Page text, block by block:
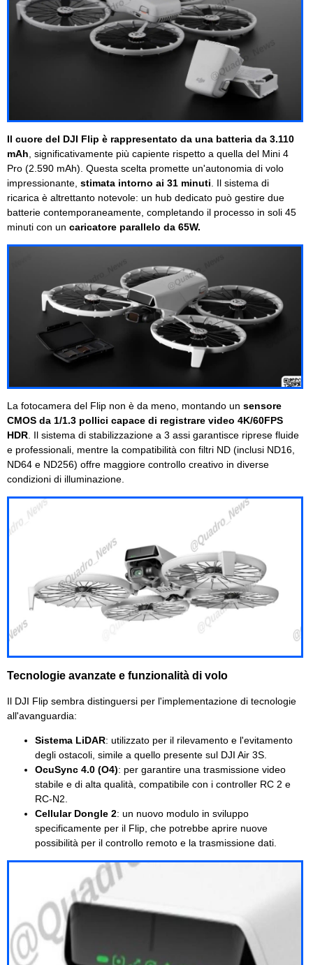
Il cuore del DJI Flip è rappresentato da una batteria da 3.110
mAh , significativamente più capiente rispetto a quella del Mini 4
Pro (2.590 mAh). Questa scelta promette un'autonomia di volo
impressionante, stimata intorno ai 31 minuti . Il sistema di
ricarica è altrettanto notevole: un hub dedicato può gestire due
batterie contemporaneamente, completando il processo in soli 45
minuti con un caricatore parallelo da 65W.
La fotocamera del Flip non è da meno, montando un sensore
CMOS da 1/1.3 pollici capace di registrare video 4K/60FPS
HDR . Il sistema di stabilizzazione a 3 assi garantisce riprese fluide
e professionali, mentre la compatibilità con filtri ND (inclusi ND16,
ND64 e ND256) offre maggiore controllo creativo in diverse
condizioni di illuminazione.
Tecnologie avanzate e funzionalità di volo
Il DJI Flip sembra distinguersi per l'implementazione di tecnologie
all'avanguardia:
Sistema LiDAR: utilizzato per il rilevamento e l'evitamento
degli ostacoli, simile a quello presente sul DJI Air 3S.
OcuSync 4.0 (O4): per garantire una trasmissione video
stabile e di alta qualità, compatibile con i controller RC 2 e
RC-N2.
Cellular Dongle 2: un nuovo modulo in sviluppo
specificamente per il Flip, che potrebbe aprire nuove
possibilità per il controllo remoto e la trasmissione dati.